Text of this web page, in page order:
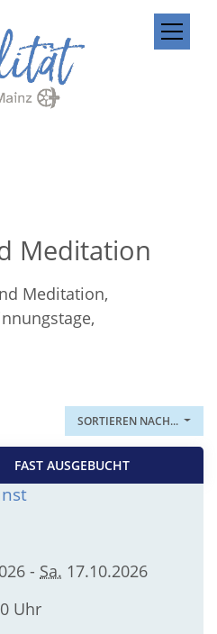
Meditation
Meditation,
SORTIEREN NACH...
FAST AUSGEBUCHT
- Sa. 17.10.2026
Uhr